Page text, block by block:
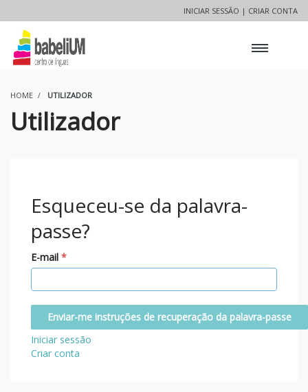
INICIAR SESSÃO | CRIAR CONTA
HOME UTILIZADOR
Utilizador
Esqueceu-se da palavra-
passe?
E-mail
Iniciar sessão
Criar conta